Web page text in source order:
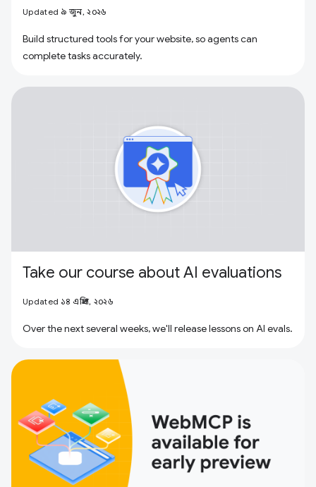
Updated ৯ জুন, ২০২৬
Build structured tools for your website, so agents can
complete tasks accurately.
Take our course about AI evaluations
Updated ১৪ এপ্রিল, ২০২৬
Over the next several weeks, we'll release lessons on AI evals.